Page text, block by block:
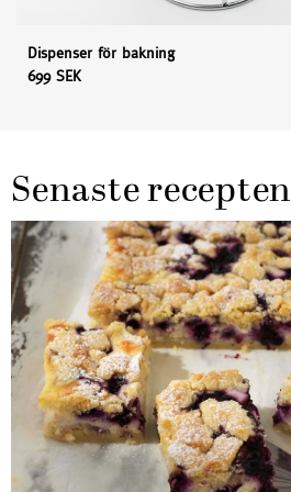
Dispenser för bakning
699 SEK
Senaste recepten